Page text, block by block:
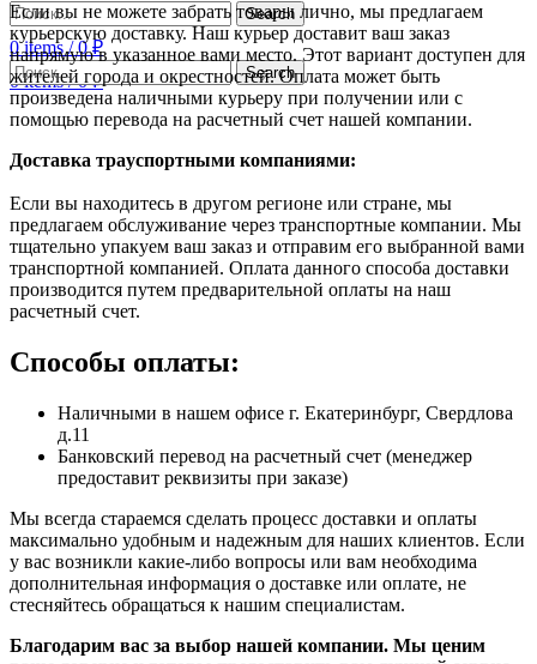
0items / 0₽
Search
0items / 0₽
Search
Если вы не можете забрать товары лично, мы предлагаем
курьерскую доставку. Наш курьер доставит ваш заказ
напрямую в указанное вами место. Этот вариант доступен для
жителей города и окрестностей. Оплата может быть
произведена наличными курьеру при получении или с
помощью перевода на расчетный счет нашей компании.
Доставка траyспортными компаниями:
Если вы находитесь в другом регионе или стране, мы
предлагаем обслуживание через транспортные компании. Мы
тщательно упакуем ваш заказ и отправим его выбранной вами
транспортной компанией. Оплата данного способа доставки
производится путем предварительной оплаты на наш
расчетный счет.
Способы оплаты:
Наличными в нашем офисе г. Екатеринбург, Свердлова
д.11
Банковский перевод на расчетный счет (менеджер
предоставит реквизиты при заказе)
Мы всегда стараемся сделать процесс доставки и оплаты
максимально удобным и надежным для наших клиентов. Если
у вас возникли какие-либо вопросы или вам необходима
дополнительная информация о доставке или оплате, не
стесняйтесь обращаться к нашим специалистам.
Благодарим вас за выбор нашей компании. Мы ценим